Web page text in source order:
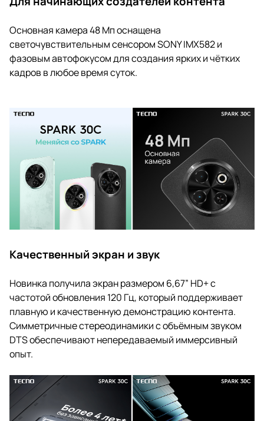
Основная камера 48 Мп оснащена
светочувствительным сенсором SONY IMX582 и
фазовым автофокусом для создания ярких и чётких
кадров в любое время суток.
Качественный экран и звук
Новинка получила экран размером 6,67” HD+ с
частотой обновления 120 Гц, который поддерживает
плавную и качественную демонстрацию контента.
Симметричные стереодинамики с объёмным звуком
DTS обеспечивают непередаваемый иммерсивный
опыт.